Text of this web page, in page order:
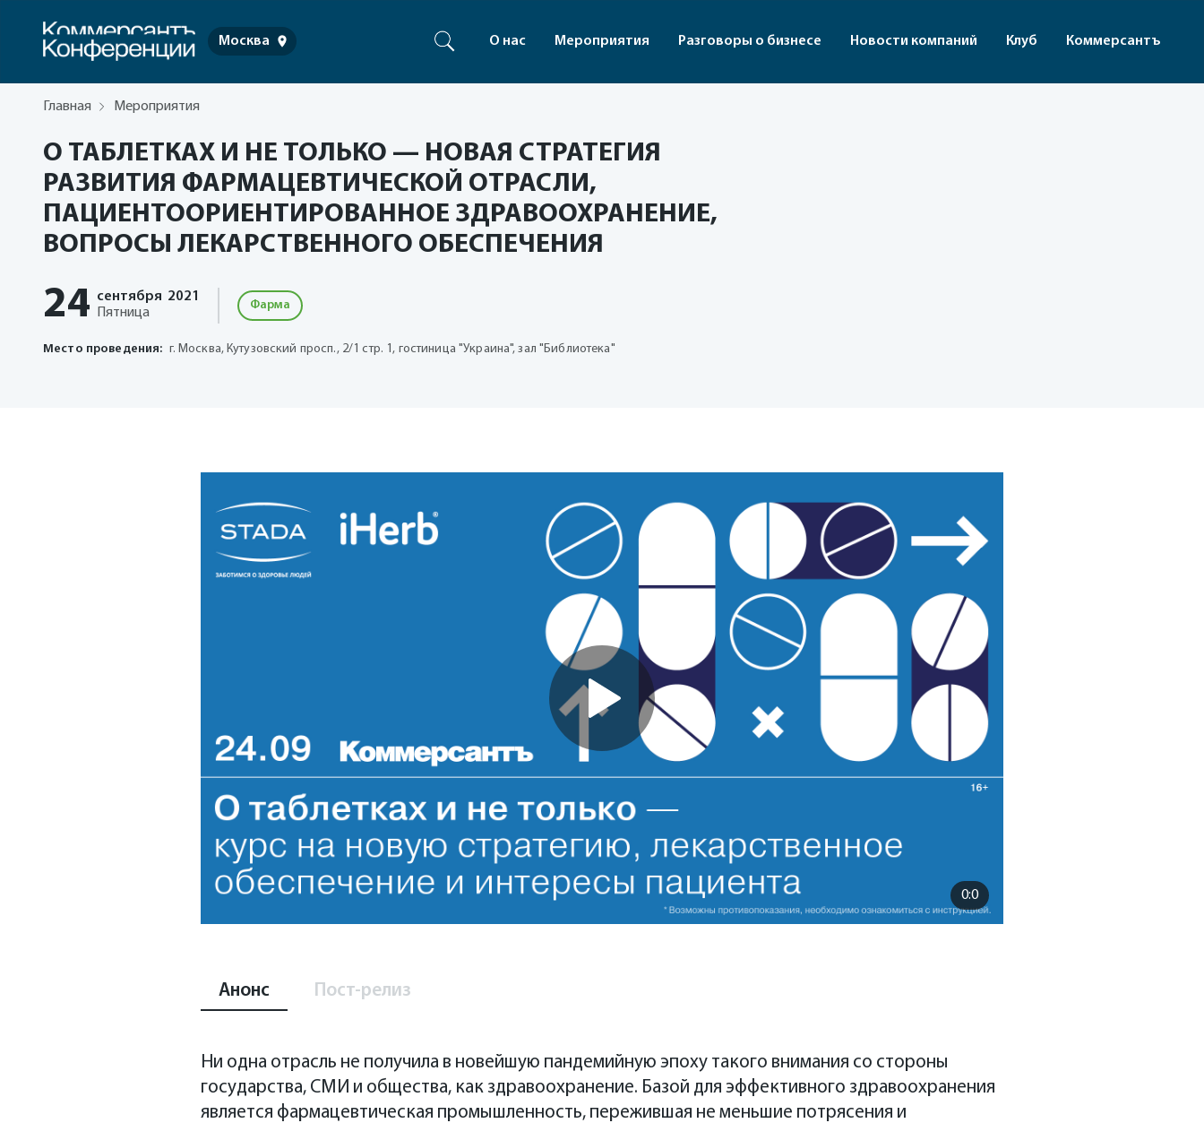
Москва О нас Мероприятия Разговоры о бизнесе Новости компаний Клуб Коммерсантъ
Главная Мероприятия
О ТАБЛЕТКАХ И НЕ ТОЛЬКО — НОВАЯ СТРАТЕГИЯ
РАЗВИТИЯ ФАРМАЦЕВТИЧЕСКОЙ ОТРАСЛИ,
ПАЦИЕНТООРИЕНТИРОВАННОЕ ЗДРАВООХРАНЕНИЕ,
ВОПРОСЫ ЛЕКАРСТВЕННОГО ОБЕСПЕЧЕНИЯ
24 сентября 2021
Пятница
Фарма
Место проведения: г. Москва, Кутузовский просп., 2/1 стр. 1, гостиница "Украина", зал "Библиотека"
0:0
Анонс Пост-релиз
Ни одна отрасль не получила в новейшую пандемийную эпоху такого внимания со стороны
государства, СМИ и общества, как здравоохранение. Базой для эффективного здравоохранения
является фармацевтическая промышленность, пережившая не меньшие потрясения и